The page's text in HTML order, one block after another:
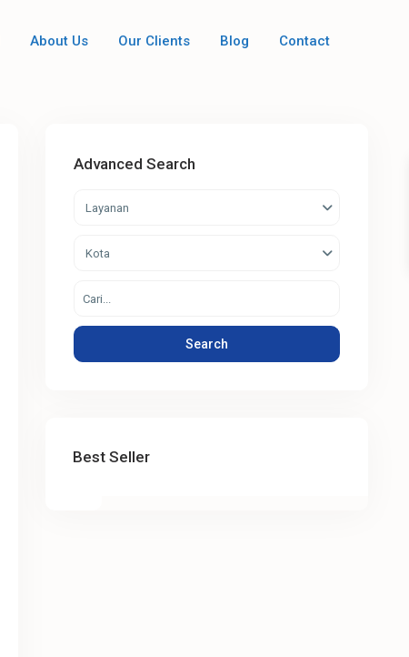
About Us Our Clients Blog Contact
Advanced Search
Layanan
Kota
Search
Best Seller